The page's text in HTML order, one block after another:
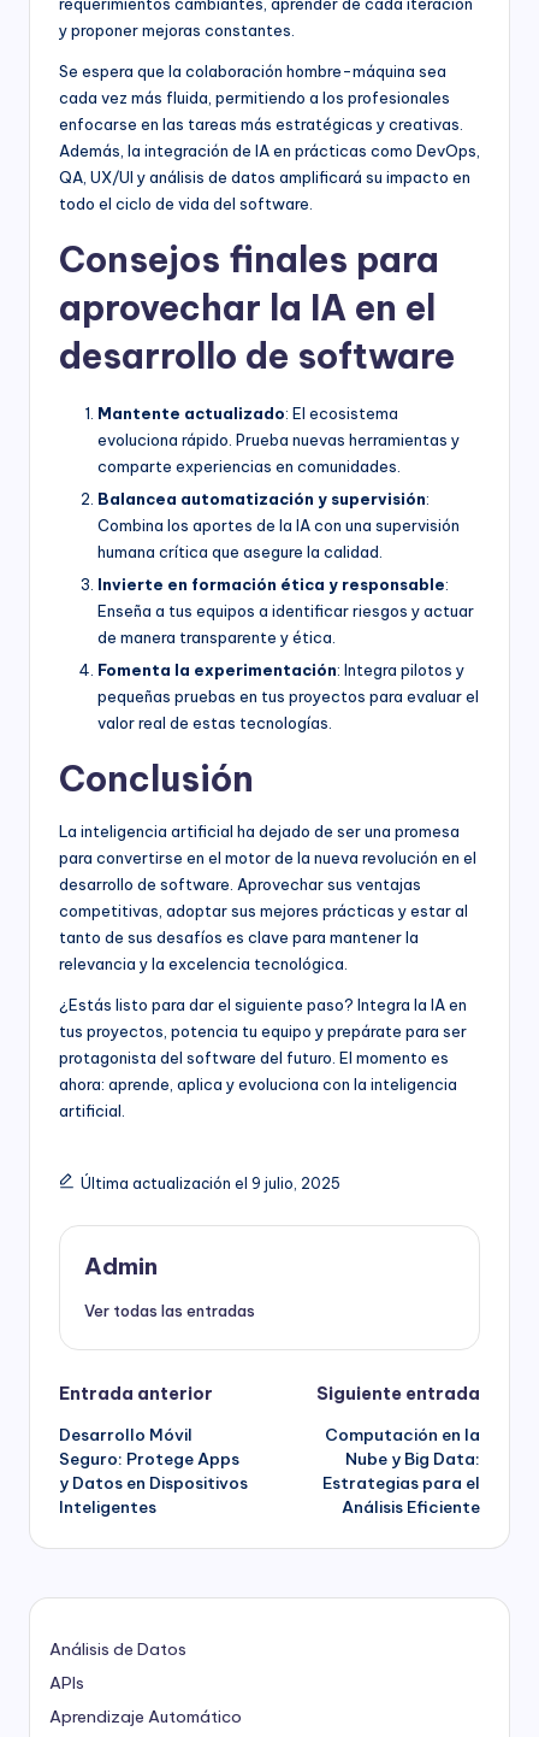
y proponer mejoras constantes.
Se espera que la colaboración hombre-máquina sea
cada vez más fluida, permitiendo a los profesionales
enfocarse en las tareas más estratégicas y creativas.
Además, la integración de IA en prácticas como DevOps,
QA, UX/UI y análisis de datos amplificará su impacto en
todo el ciclo de vida del software.
Consejos finales para
aprovechar la IA en el
desarrollo de software
Mantente actualizado: El ecosistema
evoluciona rápido. Prueba nuevas herramientas y
comparte experiencias en comunidades.
Balancea automatización y supervisión:
Combina los aportes de la IA con una supervisión
humana crítica que asegure la calidad.
Invierte en formación ética y responsable:
Enseña a tus equipos a identificar riesgos y actuar
de manera transparente y ética.
Fomenta la experimentación: Integra pilotos y
pequeñas pruebas en tus proyectos para evaluar el
valor real de estas tecnologías.
Conclusión
La inteligencia artificial ha dejado de ser una promesa
para convertirse en el motor de la nueva revolución en el
desarrollo de software. Aprovechar sus ventajas
competitivas, adoptar sus mejores prácticas y estar al
tanto de sus desafíos es clave para mantener la
relevancia y la excelencia tecnológica.
¿Estás listo para dar el siguiente paso? Integra la IA en
tus proyectos, potencia tu equipo y prepárate para ser
protagonista del software del futuro. El momento es
ahora: aprende, aplica y evoluciona con la inteligencia
artificial.
Última actualización el 9 julio, 2025
Admin
Ver todas las entradas
Navegación
de
entradas
Entrada anterior
Desarrollo Móvil
Seguro: Protege Apps
y Datos en Dispositivos
Inteligentes
Siguiente entrada
Computación en la
Nube y Big Data:
Estrategias para el
Análisis Eficiente
Análisis de Datos
APIs
Aprendizaje Automático